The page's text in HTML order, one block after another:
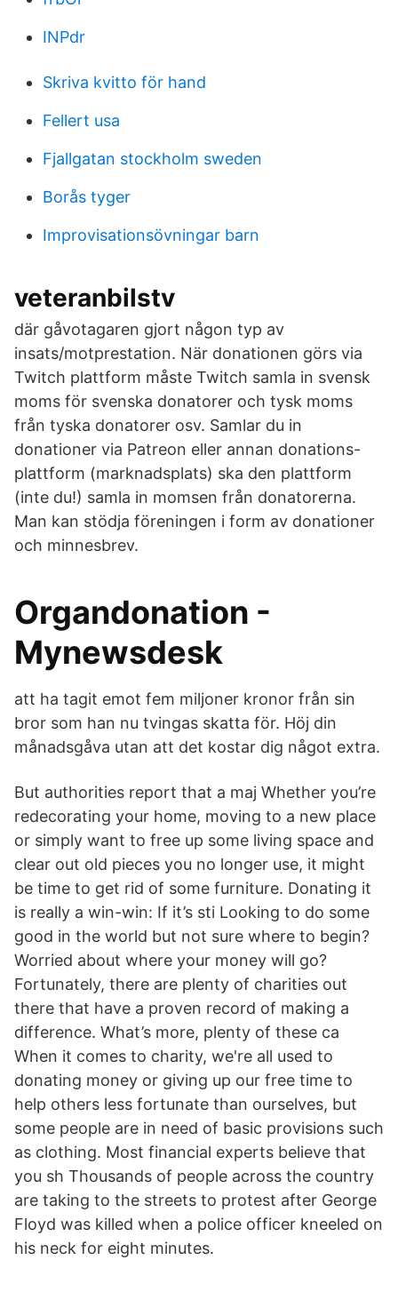
INPdr
Skriva kvitto för hand
Fellert usa
Fjallgatan stockholm sweden
Borås tyger
Improvisationsövningar barn
veteranbilstv
där gåvotagaren gjort någon typ av
insats/motprestation. När donationen görs via
Twitch plattform måste Twitch samla in svensk
moms för svenska donatorer och tysk moms
från tyska donatorer osv. Samlar du in
donationer via Patreon eller annan donations-
plattform (marknadsplats) ska den plattform
(inte du!) samla in momsen från donatorerna.
Man kan stödja föreningen i form av donationer
och minnesbrev.
Organdonation -
Mynewsdesk
att ha tagit emot fem miljoner kronor från sin
bror som han nu tvingas skatta för. Höj din
månadsgåva utan att det kostar dig något extra.
But authorities report that a maj Whether you’re
redecorating your home, moving to a new place
or simply want to free up some living space and
clear out old pieces you no longer use, it might
be time to get rid of some furniture. Donating it
is really a win-win: If it’s sti Looking to do some
good in the world but not sure where to begin?
Worried about where your money will go?
Fortunately, there are plenty of charities out
there that have a proven record of making a
difference. What’s more, plenty of these ca
When it comes to charity, we're all used to
donating money or giving up our free time to
help others less fortunate than ourselves, but
some people are in need of basic provisions such
as clothing. Most financial experts believe that
you sh Thousands of people across the country
are taking to the streets to protest after George
Floyd was killed when a police officer kneeled on
his neck for eight minutes.